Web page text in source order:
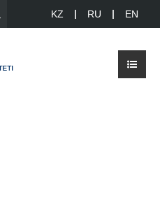
KZ RU EN